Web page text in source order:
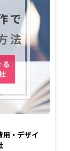
用・デザイ